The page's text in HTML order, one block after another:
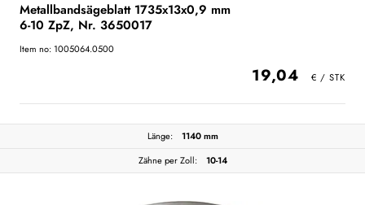
Metallbandsägeblatt 1735x13x0,9 mm
6-10 ZpZ, Nr. 3650017
Item no: 1005064.0500
19,04
Länge:
1140 mm
Zähne per Zoll:
10-14